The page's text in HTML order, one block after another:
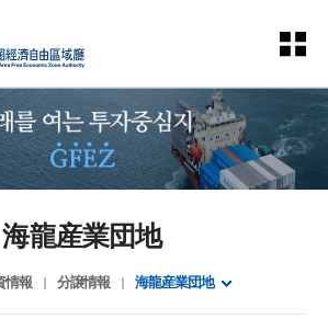
海龍産業団地
情報 分譲情報 海龍産業団地